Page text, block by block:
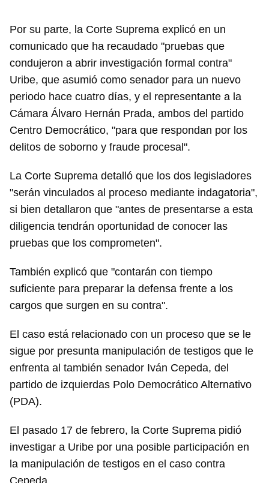
Por su parte, la Corte Suprema explicó en un
comunicado que ha recaudado "pruebas que
condujeron a abrir investigación formal contra"
Uribe, que asumió como senador para un nuevo
periodo hace cuatro días, y el representante a la
Cámara Álvaro Hernán Prada, ambos del partido
Centro Democrático, "para que respondan por los
delitos de soborno y fraude procesal".
La Corte Suprema detalló que los dos legisladores
"serán vinculados al proceso mediante indagatoria",
si bien detallaron que "antes de presentarse a esta
diligencia tendrán oportunidad de conocer las
pruebas que los comprometen".
También explicó que "contarán con tiempo
suficiente para preparar la defensa frente a los
cargos que surgen en su contra".
El caso está relacionado con un proceso que se le
sigue por presunta manipulación de testigos que le
enfrenta al también senador Iván Cepeda, del
partido de izquierdas Polo Democrático Alternativo
(PDA).
El pasado 17 de febrero, la Corte Suprema pidió
investigar a Uribe por una posible participación en
la manipulación de testigos en el caso contra